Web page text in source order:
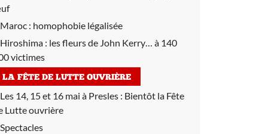
Maroc : homophobie légalisée
Hiroshima : les fleurs de John Kerry… à 140
victimes
LA FÊTE DE LUTTE OUVRIÈRE
Les 14, 15 et 16 mai à Presles : Bientôt la Fête
Lutte ouvrière
Spectacles